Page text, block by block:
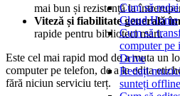
Cum să
Cloud Home
Cum să
computer pe
Drive
Redați
sunteți offline
mai bun și rezistență la
Viteză și fiabilitate generală
rapide pentru biblioteci mari.
Este cel mai rapid mod de a muta un
computer pe telefon, de a le edita
fără niciun serviciu terț.